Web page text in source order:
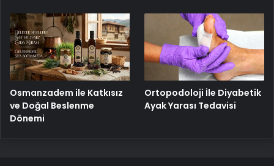
Osmanzadem ile Katkısız
ve Doğal Beslenme
Dönemi
Ortopodoloji İle Diyabetik
Ayak Yarası Tedavisi